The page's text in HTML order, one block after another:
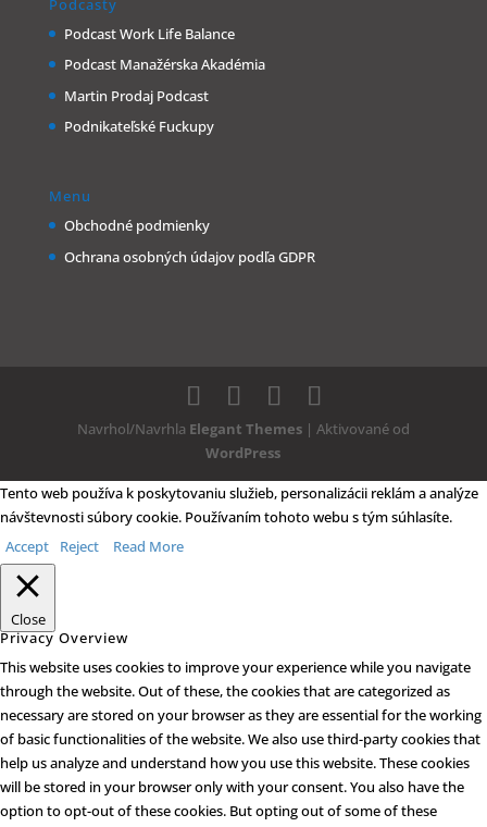
Podcasty
Podcast Work Life Balance
Podcast Manažérska Akadémia
Martin Prodaj Podcast
Podnikateľské Fuckupy
Menu
Obchodné podmienky
Ochrana osobných údajov podľa GDPR
Navrhol/Navrhla Elegant Themes| Aktivované od
WordPress
Tento web používa k poskytovaniu služieb, personalizácii reklám a analýze
návštevnosti súbory cookie. Používaním tohoto webu s tým súhlasíte.
Accept
Reject Read More
Close
Privacy Overview
This website uses cookies to improve your experience while you navigate
through the website. Out of these, the cookies that are categorized as
necessary are stored on your browser as they are essential for the working
of basic functionalities of the website. We also use third-party cookies that
help us analyze and understand how you use this website. These cookies
will be stored in your browser only with your consent. You also have the
option to opt-out of these cookies. But opting out of some of these